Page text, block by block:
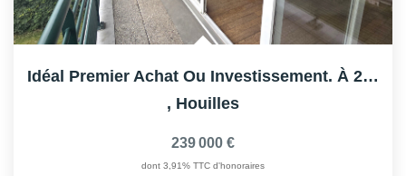
Idéal Premier Achat Ou Investissement. À 2 Pas De La Gare !
, Houilles
239 000 €
dont 3,91% TTC d'honoraires